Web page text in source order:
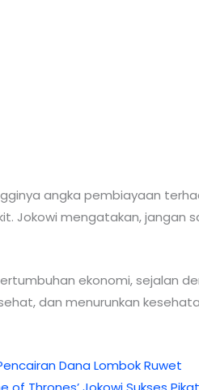
angka pembiayaan
Jokowi mengatakan, jangan
ekonomi, sejalan
dan menurunkan
Dana Lombok Ruwet